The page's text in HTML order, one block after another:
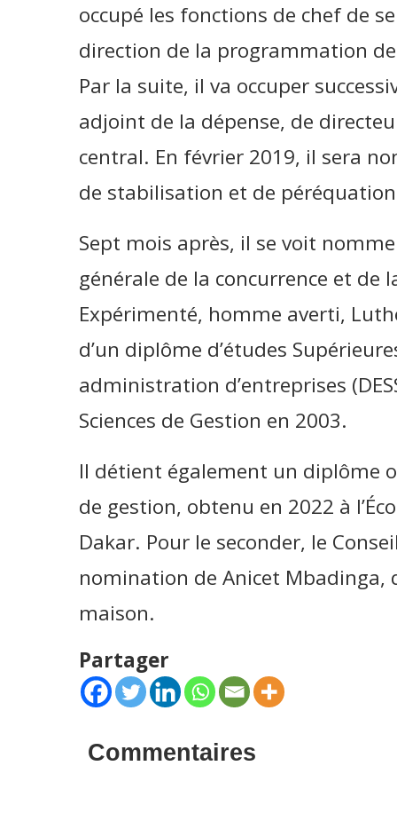
occupé les fonctions de chef de
direction de la programmation
Par la suite, il va occuper
adjoint de la dépense, de
central. En février 2019, il sera
de stabilisation et de péréquation
Sept mois après, il se voit
générale de la concurrence et de
Expérimenté, homme averti,
d’un diplôme d’études
administration d’entreprises
Sciences de Gestion en 2003.
Il détient également un diplôme
de gestion, obtenu en 2022 à
Dakar. Pour le seconder, le
nomination de Anicet Mbadinga,
maison.
Partager
Commentaires